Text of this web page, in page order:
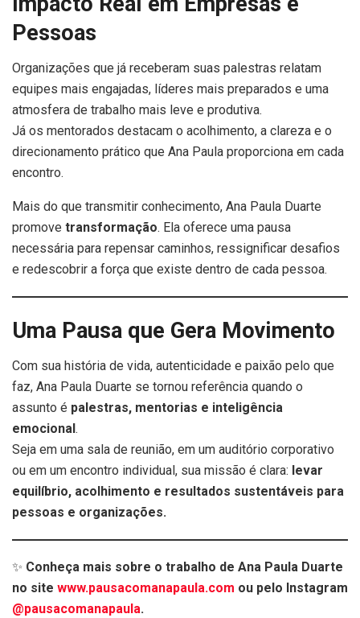
Pessoas
Organizações que já receberam suas palestras relatam
equipes mais engajadas, líderes mais preparados e uma
atmosfera de trabalho mais leve e produtiva.
Já os mentorados destacam o acolhimento, a clareza e o
direcionamento prático que Ana Paula proporciona em cada
encontro.
Mais do que transmitir conhecimento, Ana Paula Duarte
promove transformação. Ela oferece uma pausa
necessária para repensar caminhos, ressignificar desafios
e redescobrir a força que existe dentro de cada pessoa.
Uma Pausa que Gera Movimento
Com sua história de vida, autenticidade e paixão pelo que
faz, Ana Paula Duarte se tornou referência quando o
assunto é palestras, mentorias e inteligência
emocional .
Seja em uma sala de reunião, em um auditório corporativo
ou em um encontro individual, sua missão é clara: levar
equilíbrio, acolhimento e resultados sustentáveis para
pessoas e organizações.
✨ Conheça mais sobre o trabalho de Ana Paula Duarte
no site www.pausacomanapaula.com ou pelo Instagram
@pausacomanapaula.